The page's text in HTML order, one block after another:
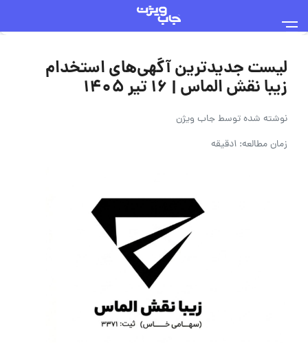
لیست جدیدترین آگهی‌های استخدام
زیبا نقش الماس | ۱۶ تیر ۱۴۰۵
نوشته شده توسطجاب ویژن
زمان مطالعه: 1دقیقه